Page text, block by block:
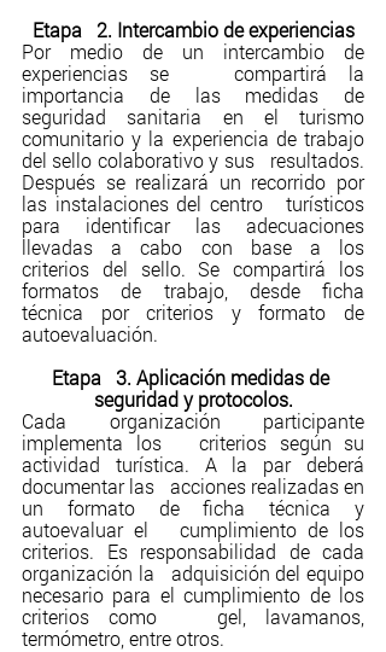
Etapa   2. Intercambio de experiencias
Por medio de un intercambio de
experiencias se   compartirá la
importancia de las medidas de
seguridad sanitaria en el turismo
comunitario y la experiencia de trabajo
del sello colaborativo y sus   resultados.
Después se realizará un recorrido por
las instalaciones del centro   turísticos
para identificar las adecuaciones
llevadas a cabo con base a los
criterios del sello. Se compartirá los
formatos de trabajo, desde ficha
técnica por criterios y formato de
autoevaluación.
Etapa   3. Aplicación medidas de
seguridad y protocolos.
Cada organización participante
implementa los   criterios según su
actividad turística. A la par deberá
documentar las   acciones realizadas en
un formato de ficha técnica y
autoevaluar el   cumplimiento de los
criterios. Es responsabilidad de cada
organización la   adquisición del equipo
necesario para el cumplimiento de los
criterios como   gel, lavamanos,
termómetro, entre otros.